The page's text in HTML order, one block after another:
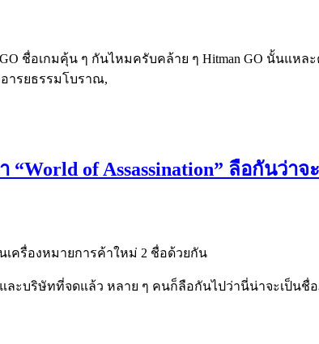
ชื่อเกมคุ้น ๆ กันไหมครับคล้าย ๆ Hitman GO นั้นแหละ
ารยธรรมโบราณ,
“World of Assassination” ลือกันว่า
เครื่องหมายการค้าใหม่ 2 ชื่อด้วยกัน
และบริษัทที่จดแล้ว หลาย ๆ คนก็ลือกันไปว่านี่น่าจะเป็นชื่